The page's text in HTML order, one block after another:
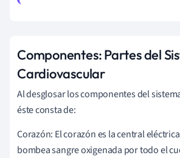
Componentes: Partes del
Cardiovascular
Al desglosar los componentes del
éste consta de:
Corazón: El corazón es la central
bombea sangre oxigenada por todo el